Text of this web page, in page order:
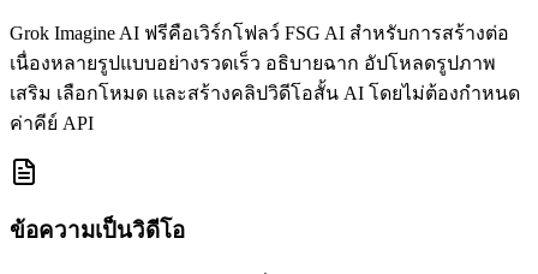
Grok Imagine AI ฟรีคือเวิร์กโฟลว์ FSG AI สำหรับการสร้างต่อ
เนื่องหลายรูปแบบอย่างรวดเร็ว อธิบายฉาก อัปโหลดรูปภาพ
เสริม เลือกโหมด และสร้างคลิปวิดีโอสั้น AI โดยไม่ต้องกำหนด
ค่าคีย์ API
ข้อความเป็นวิดีโอ